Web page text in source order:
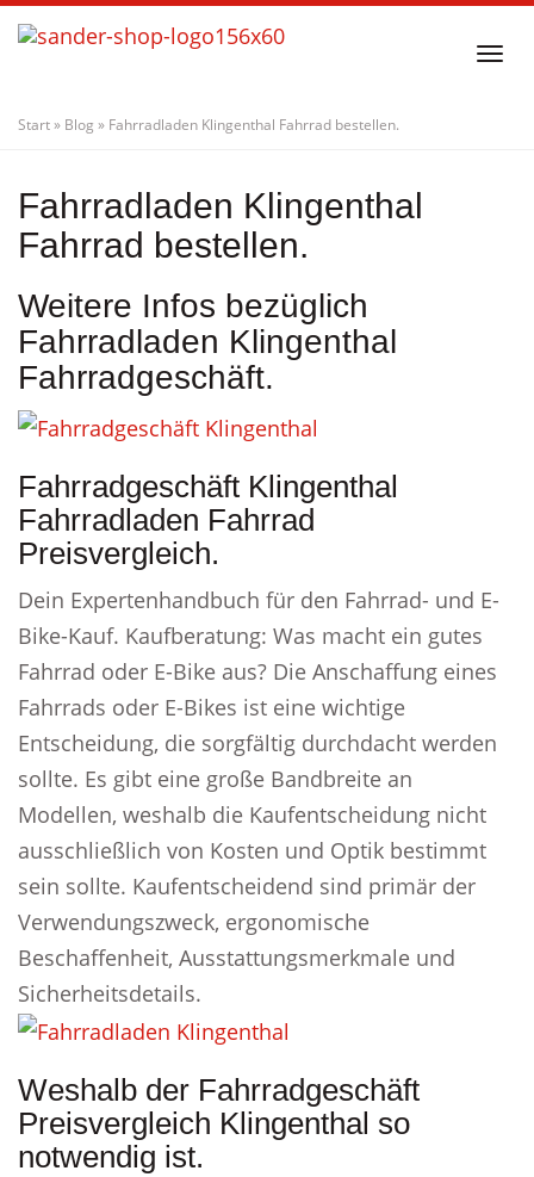
Skip
to
content
Start» Blog » Fahrradladen Klingenthal Fahrrad bestellen.
Fahrradladen Klingenthal
Fahrrad bestellen.
Weitere Infos bezüglich
Fahrradladen Klingenthal
Fahrradgeschäft.
Fahrradgeschäft Klingenthal
Fahrradladen Fahrrad
Preisvergleich.
Dein Expertenhandbuch für den Fahrrad- und E-
Bike-Kauf. Kaufberatung: Was macht ein gutes
Fahrrad oder E-Bike aus? Die Anschaffung eines
Fahrrads oder E-Bikes ist eine wichtige
Entscheidung, die sorgfältig durchdacht werden
sollte. Es gibt eine große Bandbreite an
Modellen, weshalb die Kaufentscheidung nicht
ausschließlich von Kosten und Optik bestimmt
sein sollte. Kaufentscheidend sind primär der
Verwendungszweck, ergonomische
Beschaffenheit, Ausstattungsmerkmale und
Sicherheitsdetails.
Weshalb der Fahrradgeschäft
Preisvergleich Klingenthal so
notwendig ist.